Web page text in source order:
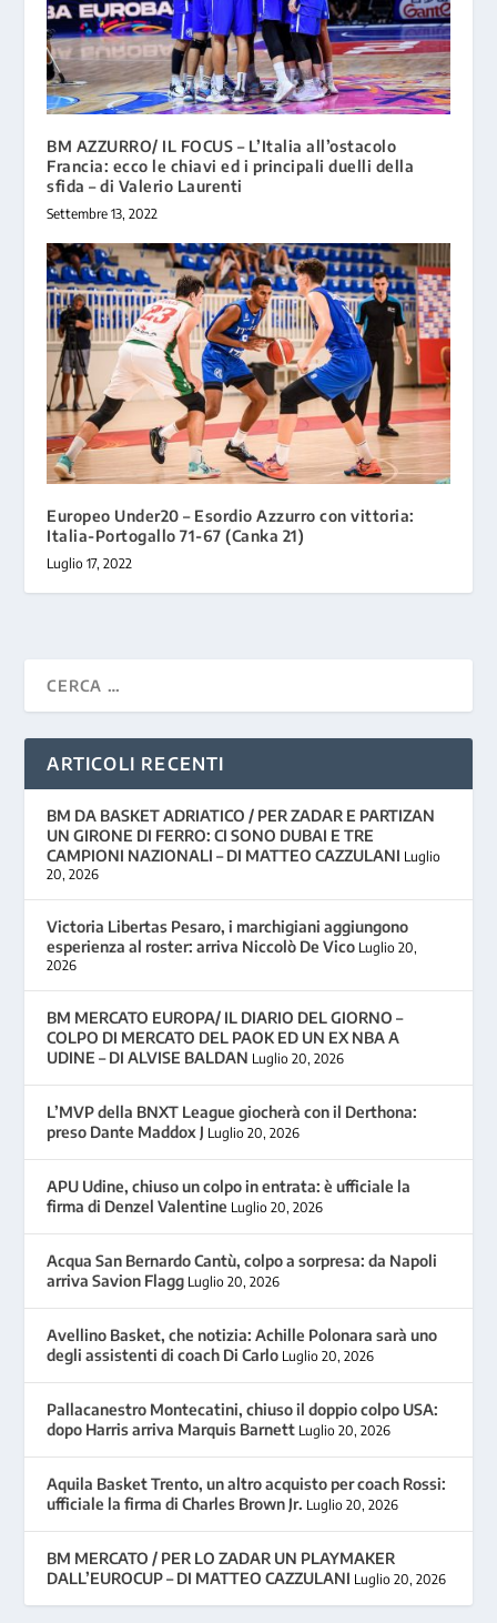
BM AZZURRO/ IL FOCUS – L’Italia all’ostacolo
Francia: ecco le chiavi ed i principali duelli della
sfida – di Valerio Laurenti
Settembre 13, 2022
Europeo Under20 – Esordio Azzurro con vittoria:
Italia-Portogallo 71-67 (Canka 21)
Luglio 17, 2022
ARTICOLI RECENTI
BM DA BASKET ADRIATICO / PER ZADAR E PARTIZAN
UN GIRONE DI FERRO: CI SONO DUBAI E TRE
CAMPIONI NAZIONALI – DI MATTEO CAZZULANI Luglio
20, 2026
Victoria Libertas Pesaro, i marchigiani aggiungono
esperienza al roster: arriva Niccolò De Vico Luglio 20,
2026
BM MERCATO EUROPA/ IL DIARIO DEL GIORNO –
COLPO DI MERCATO DEL PAOK ED UN EX NBA A
UDINE – DI ALVISE BALDAN Luglio 20, 2026
L’MVP della BNXT League giocherà con il Derthona:
preso Dante Maddox J Luglio 20, 2026
APU Udine, chiuso un colpo in entrata: è ufficiale la
firma di Denzel Valentine Luglio 20, 2026
Acqua San Bernardo Cantù, colpo a sorpresa: da Napoli
arriva Savion Flagg Luglio 20, 2026
Avellino Basket, che notizia: Achille Polonara sarà uno
degli assistenti di coach Di Carlo Luglio 20, 2026
Pallacanestro Montecatini, chiuso il doppio colpo USA:
dopo Harris arriva Marquis Barnett Luglio 20, 2026
Aquila Basket Trento, un altro acquisto per coach Rossi:
ufficiale la firma di Charles Brown Jr. Luglio 20, 2026
BM MERCATO / PER LO ZADAR UN PLAYMAKER
DALL’EUROCUP – DI MATTEO CAZZULANI Luglio 20, 2026